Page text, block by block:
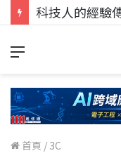
首頁 / 3C